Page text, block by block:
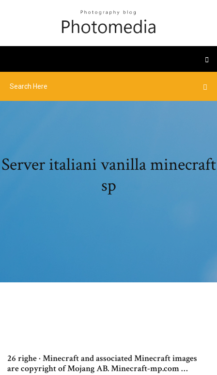
Server italiani vanilla minecraft
sp
26 righe · Minecraft and associated Minecraft images
are copyright of Mojang AB. Minecraft-mp.com …